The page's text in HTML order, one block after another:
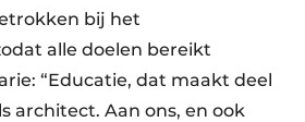
bij het
alle doelen bereikt
“Educatie, dat maakt deel
architect. Aan ons, en ook